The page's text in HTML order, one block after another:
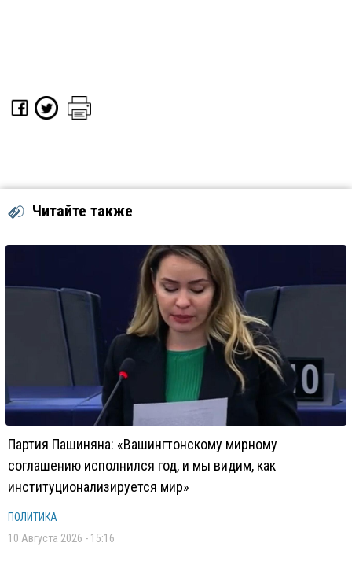
Читайте также
Партия Пашиняна: «Вашингтонскому мирному
соглашению исполнился год, и мы видим, как
институционализируется мир»
ПОЛИТИКА
10 Августа 2026 - 15:16